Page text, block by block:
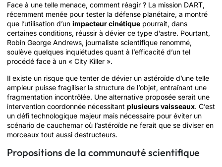
Face à une telle menace, comment réagir ? La mission DART,
récemment menée pour tester la défense planétaire, a montré
que l’utilisation d’un impacteur cinétique pourrait, dans
certaines conditions, réussir à dévier ce type d’astre. Pourtant,
Robin George Andrews, journaliste scientifique renommé,
soulève quelques inquiétudes quant à l’efficacité d’un tel
procédé face à un « City Killer ».
Il existe un risque que tenter de dévier un astéroïde d’une telle
ampleur puisse fragiliser la structure de l’objet, entraînant une
fragmentation incontrôlée. Une alternative proposée serait une
intervention coordonnée nécessitant plusieurs vaisseaux. C’est
un défi technologique majeur mais nécessaire pour éviter un
scénario de cauchemar où l’astéroïde ne ferait que se diviser en
morceaux tout aussi destructeurs.
Propositions de la communauté scientifique